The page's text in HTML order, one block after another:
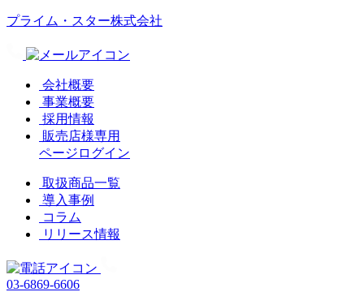
プライム・スター株式会社
会社概要
事業概要
採用情報
販売店様専用
ページログイン
取扱商品一覧
導入事例
コラム
リリース情報
03-6869-6606